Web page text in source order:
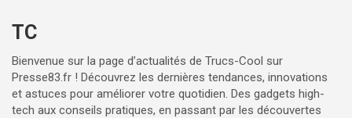
TC
Bienvenue sur la page d’actualités de Trucs-Cool sur
Presse83.fr ! Découvrez les dernières tendances, innovations
et astuces pour améliorer votre quotidien. Des gadgets high-
tech aux conseils pratiques, en passant par les découvertes